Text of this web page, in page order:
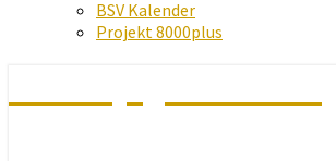
BSV Kalender
Projekt 8000plus